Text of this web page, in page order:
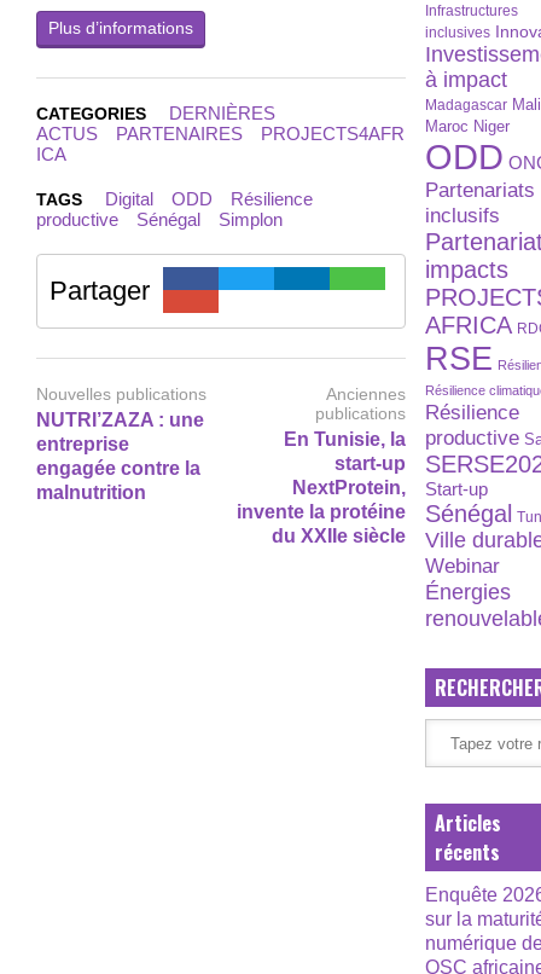
Plus d’informations
CATEGORIES
DERNIÈRES
ACTUS
PARTENAIRES
PROJECTS4AFR
ICA
TAGS Digital ODD
Résilience
productive
Sénégal Simplon
Partager
Nouvelles publications
NUTRI’ZAZA : une
entreprise
engagée contre la
malnutrition
Anciennes
publications
En Tunisie, la
start-up
NextProtein,
invente la protéine
du XXIIe siècle
Infrastructures
inclusives
à impact
Madagascar Mali
Maroc Niger
ODD
Partenariats
inclusifs
impacts
AFRICA
RSE
Résilience
Résilience
productive
Start-up
Sénégal
Ville
Webinar
Énergies
Articles
récents
Enquête
sur la
numérique
OSC